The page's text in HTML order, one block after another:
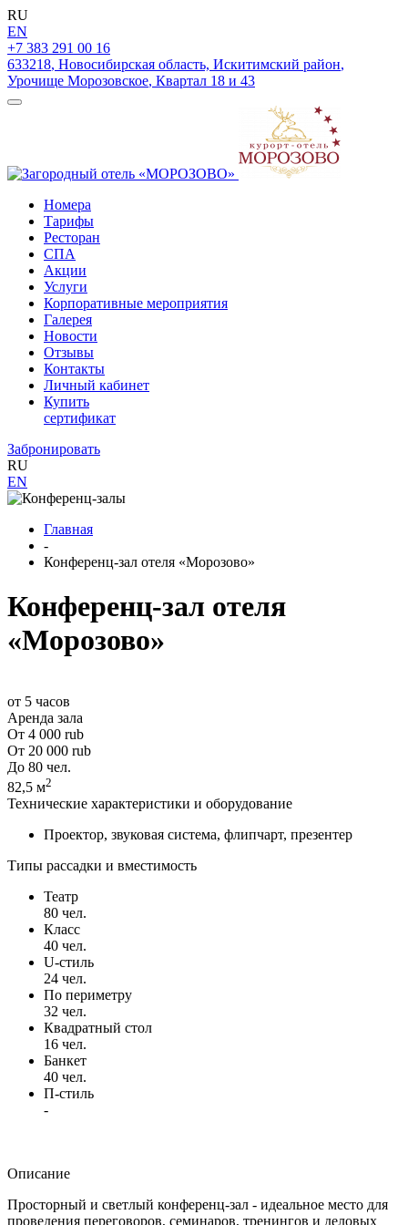
RU
EN
+7 383 291 00 16
633218, Новосибирская область, Искитимский район,
Урочище Морозовское, Квартал 18 и 43
Номера
Тарифы
Ресторан
СПА
Акции
Услуги
Корпоративные мероприятия
Галерея
Новости
Отзывы
Контакты
Личный кабинет
Купить
сертификат
Забронировать
RU
EN
Главная
-
Конференц-зал отеля «Морозово»
Конференц-зал отеля
«Морозово»
от 5 часов
Аренда зала
От 4 000 rub
От 20 000 rub
До 80 чел.
82,5 м2
Технические характеристики и оборудование
Проектор, звуковая система, флипчарт, презентер
Типы рассадки и вместимость
Театр
80 чел.
Класс
40 чел.
U-стиль
24 чел.
По периметру
32 чел.
Квадратный стол
16 чел.
Банкет
40 чел.
П-стиль
-
Описание
Просторный и светлый конференц-зал - идеальное место для
проведения переговоров, семинаров, тренингов и деловых